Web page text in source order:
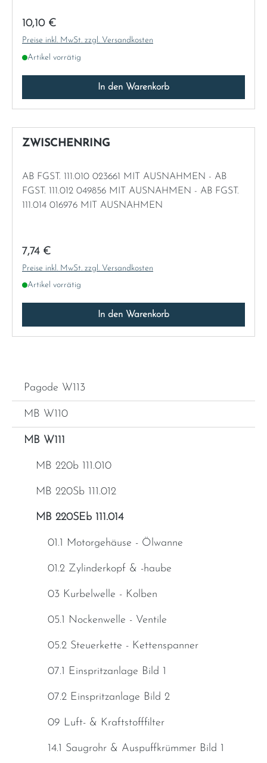
Pagode W113
MB W110
MB W111
MB 220b 111.010
MB 220Sb 111.012
MB 220SEb 111.014
01.1 Motorgehäuse - Ölwanne
01.2 Zylinderkopf & -haube
03 Kurbelwelle - Kolben
05.1 Nockenwelle - Ventile
05.2 Steuerkette - Kettenspanner
07.1 Einspritzanlage Bild 1
07.2 Einspritzanlage Bild 2
09 Luft- & Kraftstofffilter
14.1 Saugrohr & Auspuffkrümmer Bild 1
Regulärer Preis:
10,10 €
Preise inkl. MwSt. zzgl. Versandkosten
Artikel vorrätig
In den Warenkorb
ZWISCHENRING
AB FGST. 111.010 023661 MIT AUSNAHMEN - AB
FGST. 111.012 049856 MIT AUSNAHMEN - AB FGST.
111.014 016976 MIT AUSNAHMEN
Regulärer Preis:
7,74 €
Preise inkl. MwSt. zzgl. Versandkosten
Artikel vorrätig
In den Warenkorb